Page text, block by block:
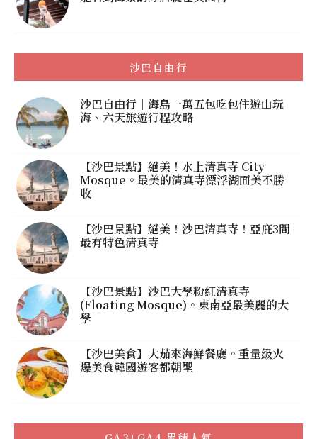
沙巴自由行
沙巴自由行｜海島一萬五包吃包住遊山玩
海、六天旅遊行程攻略
【沙巴景點】絕美！水上清真寺 City
Mosque。最美的清真寺漂浮湖面美不勝
收
【沙巴景點】絕美！沙巴清真寺！亞庇3間
最有特色清真寺
【沙巴景點】沙巴大學粉紅清真寺
(Floating Mosque)。東南亞最美麗的大
學
【沙巴美食】大茄來海鮮餐廳。重量級火
爆美食韓國遊客都朝聖